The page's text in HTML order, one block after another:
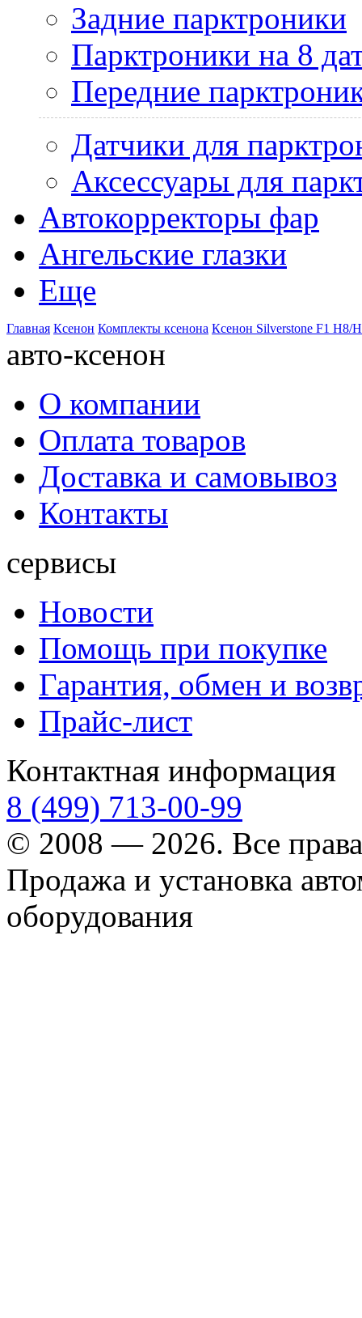
Задние парктроники
Парктроники на 8
Передние
Датчики для
Аксессуары для
Автокорректоры фар
Ангельские глазки
Еще
Главная Ксенон Комплекты ксенона Ксенон Silverstone F1 H8/
авто-ксенон
О компании
Оплата товаров
Доставка и самовывоз
Контакты
сервисы
Новости
Помощь при покупке
Гарантия, обмен и
Прайс-лист
Контактная информация
8 (499) 713-00-99
© 2008 — 2026. Все
Продажа и установка
оборудования